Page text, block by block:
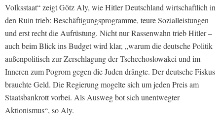
Volksstaat“ zeigt Götz Aly, wie Hitler Deutschland wirtschaftlich in
den Ruin trieb: Beschäftigungsprogramme, teure Sozialleistungen
und erst recht die Aufrüstung. Nicht nur Rassenwahn trieb Hitler –
auch beim Blick ins Budget wird klar, „warum die deutsche Politik
außenpolitisch zur Zerschlagung der Tschechoslowakei und im
Inneren zum Pogrom gegen die Juden drängte. Der deutsche Fiskus
brauchte Geld. Die Regierung mogelte sich um jeden Preis am
Staatsbankrott vorbei. Als Ausweg bot sich unentwegter
Aktionismus“, so Aly.